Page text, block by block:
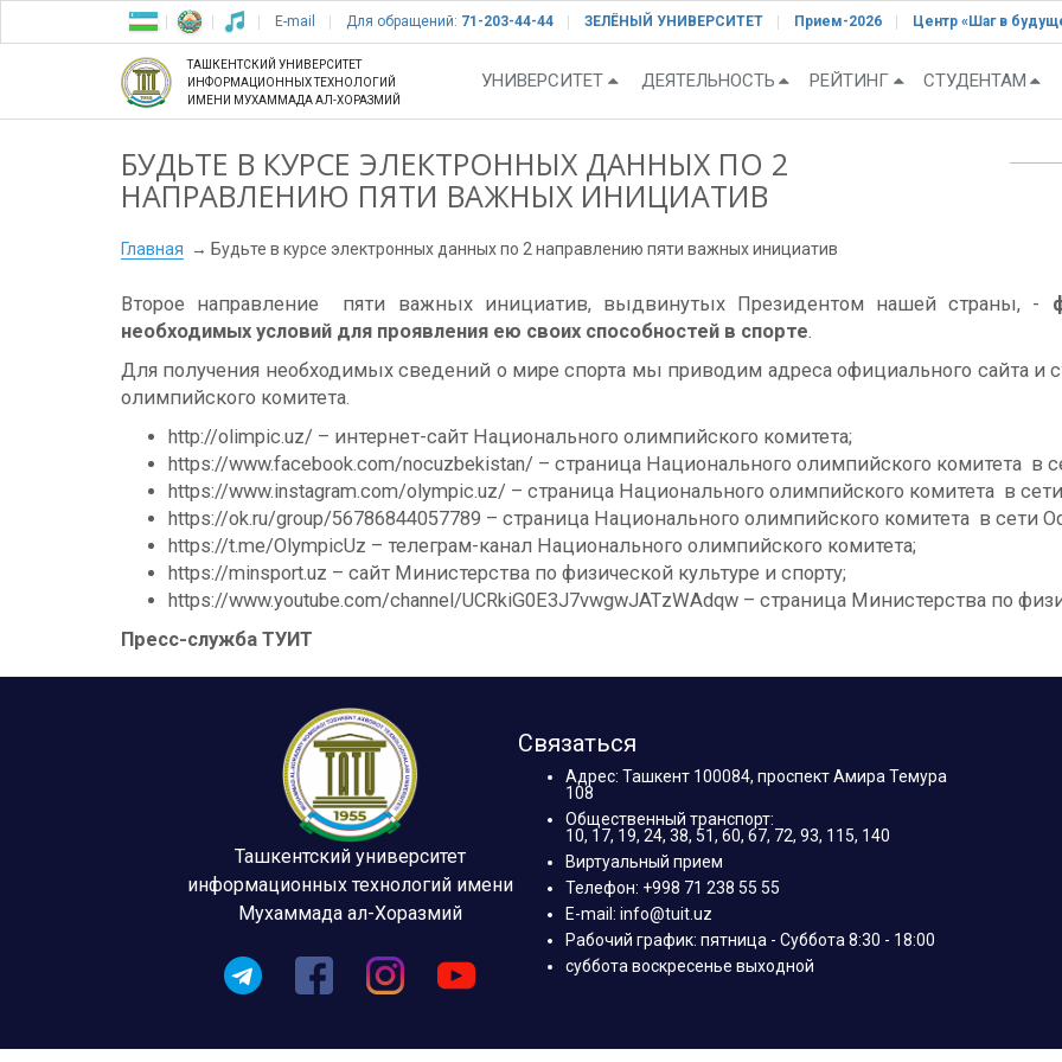
E-mail Для обращений: 71-203-44-44 ЗЕЛЁНЫЙ УНИВЕРСИТЕТ Прием-2026 Центр «Шаг в
ТАШКЕНТСКИЙ УНИВЕРСИТЕТ
ИНФОРМАЦИОННЫХ ТЕХНОЛОГИЙ
ИМЕНИ МУХАММАДА АЛ-ХОРАЗМИЙ
УНИВЕРСИТЕТ ДЕЯТЕЛЬНОСТЬ РЕЙТИНГ СТУДЕНТАМ
БУДЬТЕ В КУРСЕ ЭЛЕКТРОННЫХ ДАННЫХ ПО 2
НАПРАВЛЕНИЮ ПЯТИ ВАЖНЫХ ИНИЦИАТИВ
Главная Будьте в курсе электронных данных по 2 направлению пяти важных инициатив
Второе направление пяти важных инициатив, выдвинутых Президентом нашей страны, -
необходимых условий для проявления ею своих способностей в спорте.
Для получения необходимых сведений о мире спорта мы приводим адреса официального сайта и
олимпийского комитета.
http://olimpic.uz/ – интернет-сайт Национального олимпийского комитета;
https://www.facebook.com/nocuzbekistan/ – страница Национального олимпийского комитета в
https://www.instagram.com/olympic.uz/ – страница Национального олимпийского комитета в
https://ok.ru/group/56786844057789 – страница Национального олимпийского комитета в сети
https://t.me/OlympicUz – телеграм-канал Национального олимпийского комитета;
https://minsport.uz – сайт Министерства по физической культуре и спорту;
https://www.youtube.com/channel/UCRkiG0E3J7vwgwJATzWAdqw – страница Министерства по
Пресс-служба ТУИТ
Ташкентский университет
информационных технологий имени
Мухаммада ал-Хоразмий
Связаться
Адрес: Ташкент 100084, проспект Амира Темура
108
Общественный транспорт:
10, 17, 19, 24, 38, 51, 60, 67, 72, 93, 115, 140
Виртуальный прием
Телефон: +998 71 238 55 55
E-mail: info@tuit.uz
Рабочий график: пятница - Суббота 8:30 - 18:00
суббота воскресенье выходной